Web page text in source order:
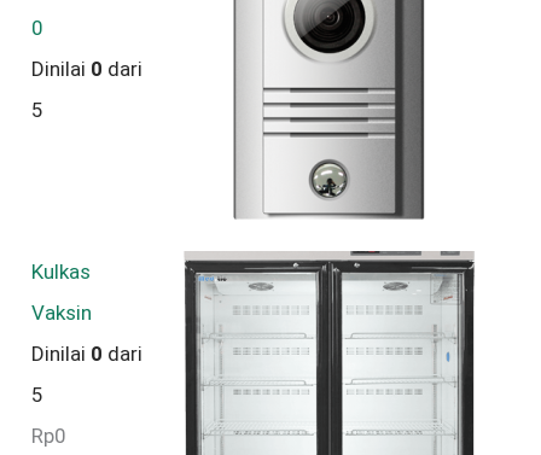
0
Dinilai 0 dari
5
Kulkas
Vaksin
Dinilai 0 dari
5
Rp0